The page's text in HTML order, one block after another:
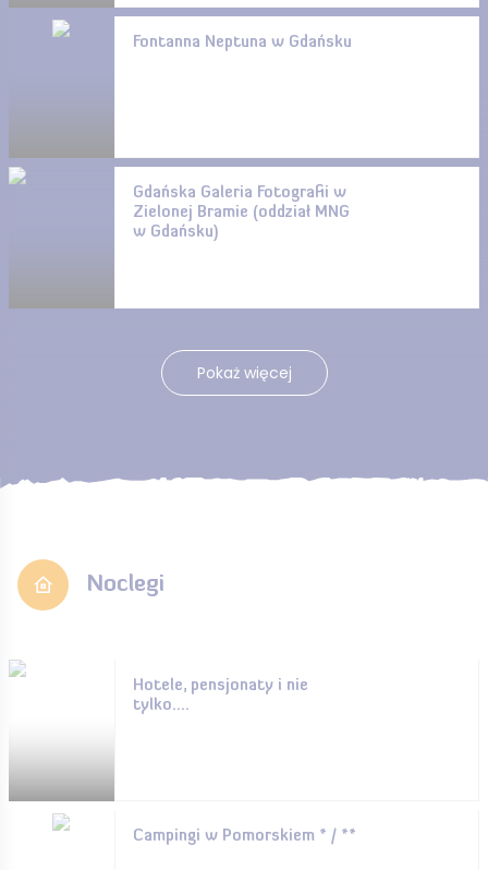
Fontanna Neptuna w Gdańsku
Gdańska Galeria Fotografii w
Zielonej Bramie (oddział MNG
w Gdańsku)
Pokaż więcej
Noclegi
Hotele, pensjonaty i nie
tylko....
Campingi w Pomorskiem * / **